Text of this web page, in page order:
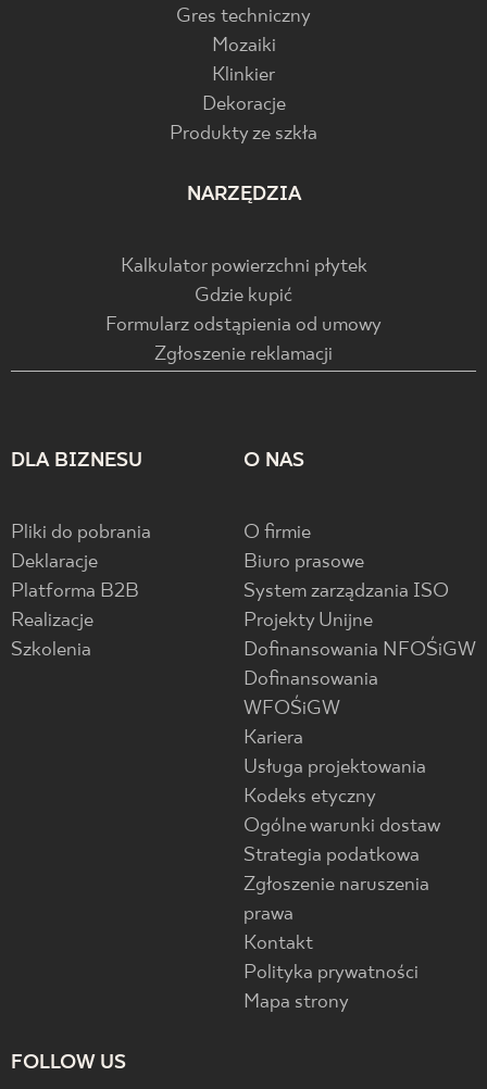
Gres techniczny
Mozaiki
Klinkier
Dekoracje
Produkty ze szkła
NARZĘDZIA
Kalkulator powierzchni płytek
Gdzie kupić
Formularz odstąpienia od umowy
Zgłoszenie reklamacji
DLA BIZNESU
Pliki do pobrania
Deklaracje
Platforma B2B
Realizacje
Szkolenia
O NAS
O firmie
Biuro prasowe
System zarządzania ISO
Projekty Unijne
Dofinansowania NFOŚiGW
Dofinansowania
WFOŚiGW
Kariera
Usługa projektowania
Kodeks etyczny
Ogólne warunki dostaw
Strategia podatkowa
Zgłoszenie naruszenia
prawa
Kontakt
Polityka prywatności
Mapa strony
FOLLOW US